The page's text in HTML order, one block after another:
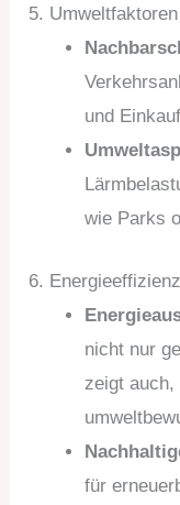
5.
und
wie Parks
6.
nicht nur
zeigt
für